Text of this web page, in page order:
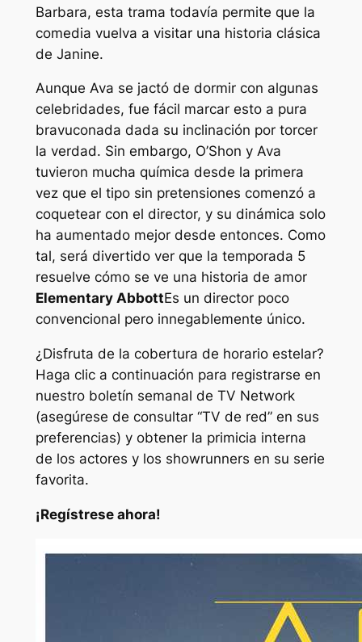
Barbara, esta trama todavía permite que la
comedia vuelva a visitar una historia clásica
de Janine.
Aunque Ava se jactó de dormir con algunas
celebridades, fue fácil marcar esto a pura
bravuconada dada su inclinación por torcer
la verdad. Sin embargo, O’Shon y Ava
tuvieron mucha química desde la primera
vez que el tipo sin pretensiones comenzó a
coquetear con el director, y su dinámica solo
ha aumentado mejor desde entonces. Como
tal, será divertido ver que la temporada 5
resuelve cómo se ve una historia de amor
Elementary AbbottEs un director poco
convencional pero innegablemente único.
¿Disfruta de la cobertura de horario estelar?
Haga clic a continuación para registrarse en
nuestro boletín semanal de TV Network
(asegúrese de consultar “TV de red” en sus
preferencias) y obtener la primicia interna
de los actores y los showrunners en su serie
favorita.
¡Regístrese ahora!